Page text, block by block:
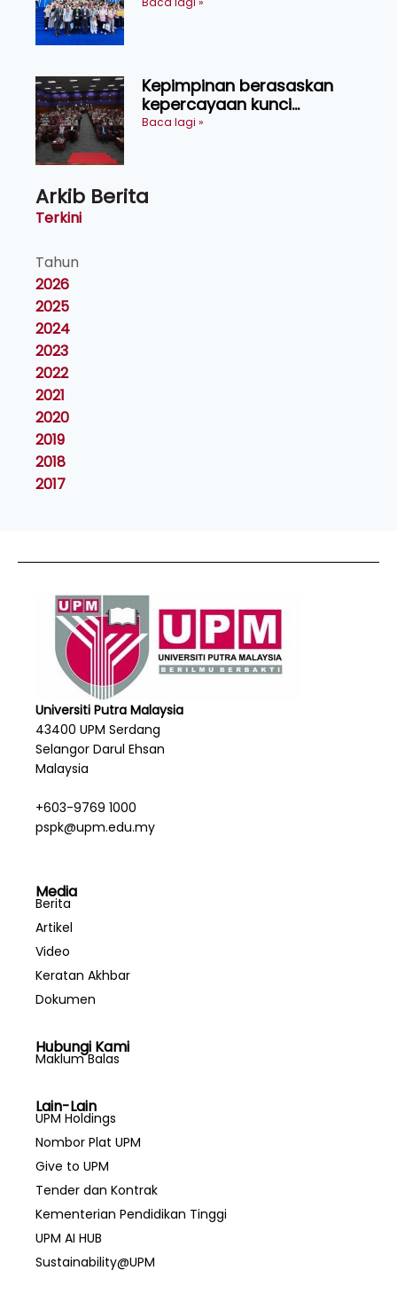
Kepimpinan berasaskan
kepercayaan kunci
kecemerlangan institusi -
Baca lagi »
Arkib Berita
Terkini
Tahun
2026
2025
2024
2023
2022
2021
2020
2019
2018
2017
Universiti Putra Malaysia
43400 UPM Serdang
Selangor Darul Ehsan
Malaysia
+603-9769 1000
pspk@upm.edu.my
Media
Berita
Artikel
Video
Keratan Akhbar
Dokumen
Hubungi Kami
Maklum Balas
Lain-Lain
UPM Holdings
Nombor Plat UPM
Give to UPM
Tender dan Kontrak
Kementerian Pendidikan Tinggi
UPM AI HUB
Sustainability@UPM